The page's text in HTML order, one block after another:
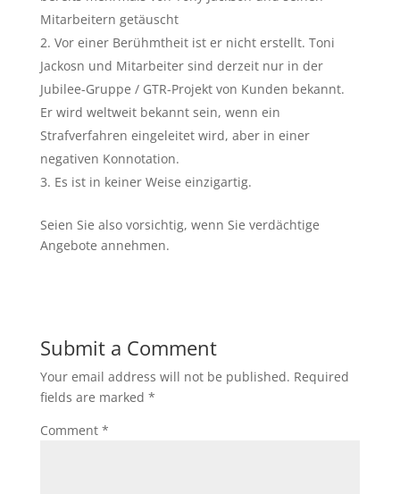
Mitarbeitern getäuscht
Vor einer Berühmtheit ist er nicht erstellt. Toni
Jackosn und Mitarbeiter sind derzeit nur in der
Jubilee-Gruppe / GTR-Projekt von Kunden bekannt.
Er wird weltweit bekannt sein, wenn ein
Strafverfahren eingeleitet wird, aber in einer
negativen Konnotation.
Es ist in keiner Weise einzigartig.
Seien Sie also vorsichtig, wenn Sie verdächtige
Angebote annehmen.
Submit a Comment
Your email address will not be published. Required
fields are marked *
Comment *